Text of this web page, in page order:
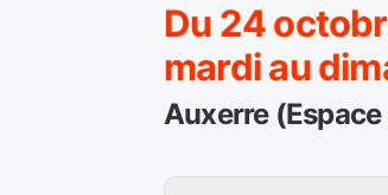
Du 24
mardi au
Auxerre